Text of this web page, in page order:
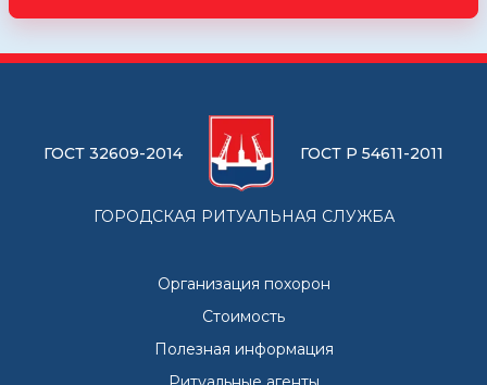
ГОСТ 32609-2014 ГОСТ Р 54611-2011
ГОРОДСКАЯ РИТУАЛЬНАЯ СЛУЖБА
Организация похорон
Стоимость
Полезная информация